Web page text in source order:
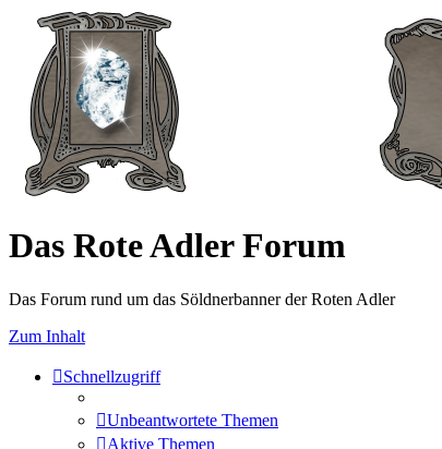
Das Rote Adler Forum
Das Forum rund um das Söldnerbanner der Roten Adler
Zum Inhalt
Schnellzugriff
Unbeantwortete Themen
Aktive Themen